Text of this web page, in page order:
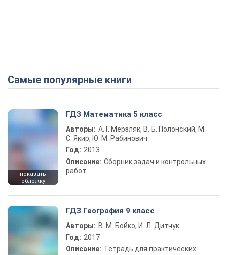
Самые популярные книги
показать
обложку
ГДЗ Математика 5 класс
Авторы: А. Г. Мерзляк, В. Б. Полонский, М.
С. Якир, Ю. М. Рабинович
Год: 2013
Описание: Сборник задач и контрольных
работ
ГДЗ География 9 класс
Авторы: В. М. Бойко, И. Л. Дитчук
Год: 2017
Описание: Тетрадь для практических